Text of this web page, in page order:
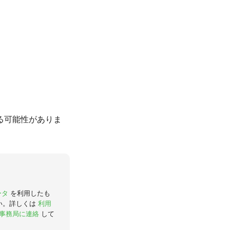
能性がありま
を利用したも
。詳しくは 利用
務局に連絡 して